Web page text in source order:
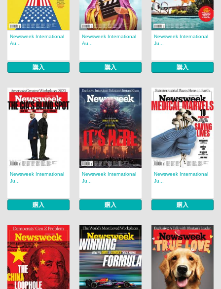
Newsweek International
Au...
購入
Newsweek International
Au...
購入
Newsweek International
Ju...
購入
Newsweek International
Ju...
購入
Newsweek International
Ju...
購入
Newsweek International
Ju...
購入